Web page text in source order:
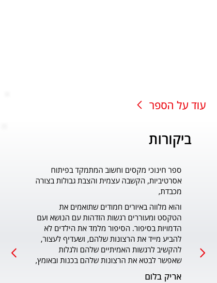
עוד על הספר
ביקורות
ספר חינוכי מקסים וחשוב המתמקד בפיתוח
אסרטיביות, הקשבה עצמית והצבת גבולות בצורה
מכבדת,
והוא מלווה באיורים חמודים שתואמים את
הדמויות בסיפור. הסיפור מלמד את הילדים לא
להקשיב לרגשות האמיתיים שלהם ולגלות
אריק בלום